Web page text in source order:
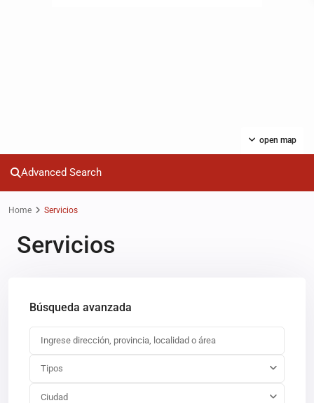
open map
Advanced Search
Home Servicios
Servicios
Búsqueda avanzada
Tipos
Ciudad